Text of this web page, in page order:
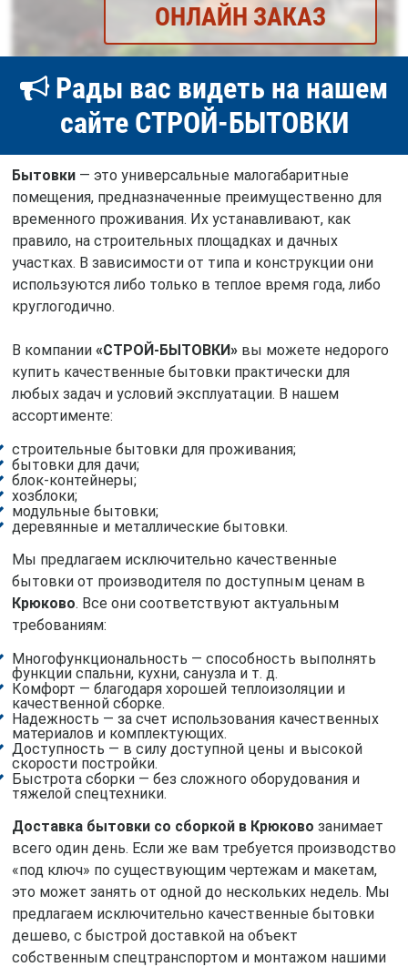
ОНЛАЙН ЗАКАЗ
Рады вас видеть на нашем
сайте СТРОЙ-БЫТОВКИ
Бытовки— это универсальные малогабаритные
помещения, предназначенные преимущественно для
временного проживания. Их устанавливают, как
правило, на строительных площадках и дачных
участках. В зависимости от типа и конструкции они
используются либо только в теплое время года, либо
круглогодично.
В компании «СТРОЙ-БЫТОВКИ»вы можете недорого
купить качественные бытовки практически для
любых задач и условий эксплуатации. В нашем
ассортименте:
строительные бытовки для проживания;
бытовки для дачи;
блок-контейнеры;
хозблоки;
модульные бытовки;
деревянные и металлические бытовки.
Мы предлагаем исключительно качественные
бытовки от производителя по доступным ценам в
Крюково. Все они соответствуют актуальным
требованиям:
Многофункциональность — способность выполнять
функции спальни, кухни, санузла и т. д.
Комфорт — благодаря хорошей теплоизоляции и
качественной сборке.
Надежность — за счет использования качественных
материалов и комплектующих.
Доступность — в силу доступной цены и высокой
скорости постройки.
Быстрота сборки — без сложного оборудования и
тяжелой спецтехники.
Доставка бытовки со сборкой в Крюково занимает
всего один день. Если же вам требуется производство
«под ключ» по существующим чертежам и макетам,
это может занять от одной до нескольких недель. Мы
предлагаем исключительно качественные бытовки
дешево, с быстрой доставкой на объект
собственным спецтранспортом и монтажом нашими